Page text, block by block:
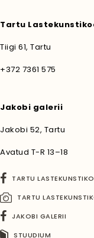
Tartu
Tiigi 61, Tartu
+372 7361 575
Jakobi galerii
Jakobi 52, Tartu
Avatud T-R 13–18
TARTU
TARTU
JAKOBI GALERII
STUUDIUM